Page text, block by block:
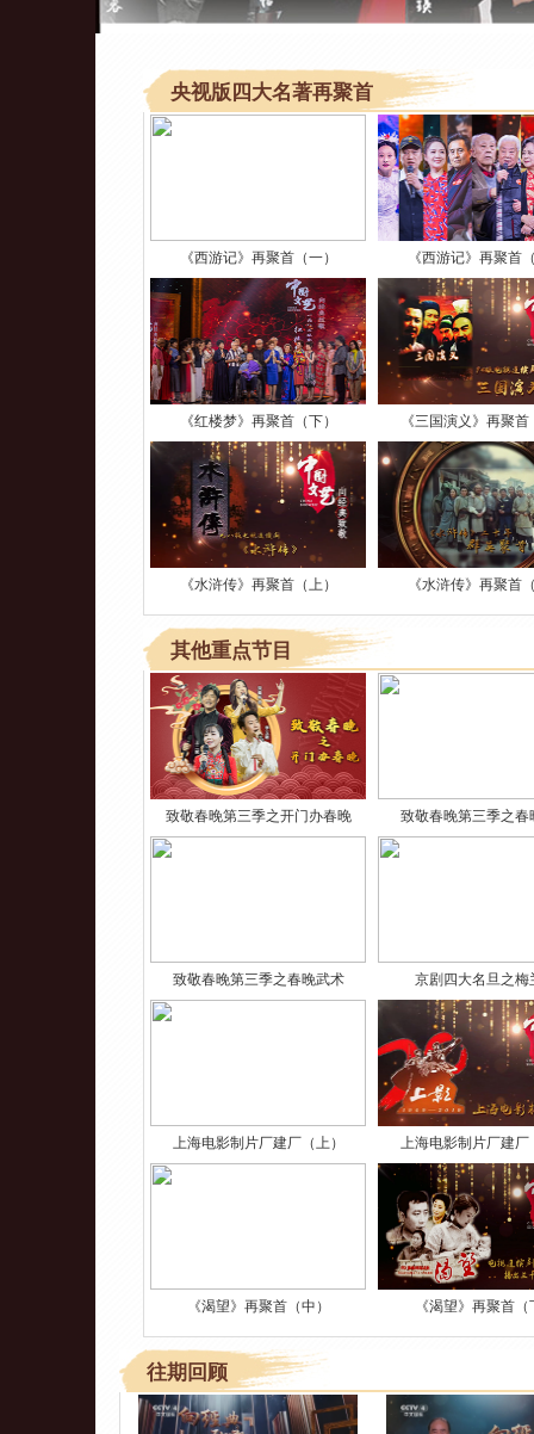
央视版四大名著再聚首
《西游记》再聚首（一） 《西游记》再聚首
《红楼梦》再聚首（下） 《三国演义》再聚
《水浒传》再聚首（上） 《水浒传》再聚首
其他重点节目
致敬春晚第三季之开门办春晚 致敬春晚第三季之春
致敬春晚第三季之春晚武术 京剧四大名旦之梅
上海电影制片厂建厂（上） 上海电影制片厂建厂
《渴望》再聚首（中） 《渴望》再聚首（
往期回顾